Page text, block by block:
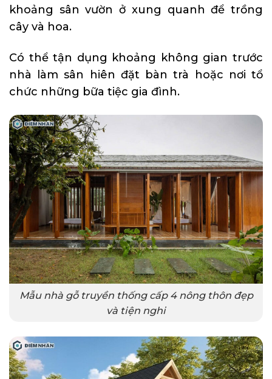
khoảng sân vườn ở xung quanh để trồng
cây và hoa.
Có thể tận dụng khoảng không gian trước
nhà làm sân hiên đặt bàn trà hoặc nơi tổ
chức những bữa tiệc gia đình.
Mẫu nhà gỗ truyền thống cấp 4 nông thôn đẹp
và tiện nghi